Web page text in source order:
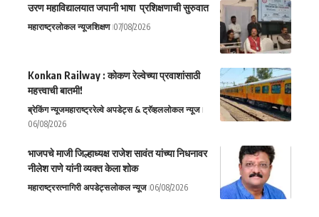
उरण महाविद्यालयात जपानी भाषा प्रशिक्षणाची सुरुवात
महाराष्ट्रलोकल न्यूजशिक्षण 07/08/2026
Konkan Railway : कोकण रेल्वेच्या प्रवाशांसाठी
महत्त्वाची बातमी!
ब्रेकिंग न्यूजमहाराष्ट्ररेल्वे अपडेट्स & ट्रॅव्हललोकल न्यूज
06/08/2026
भाजपचे माजी जिल्हाध्यक्ष राजेश सावंत यांच्या निधनावर
नीलेश राणे यांनी व्यक्त केला शोक
महाराष्ट्ररत्नागिरी अपडेट्सलोकल न्यूज 06/08/2026